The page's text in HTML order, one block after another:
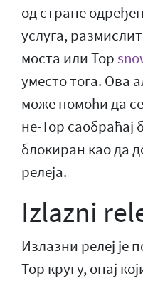
од стране
услуга,
моста или Тор
уместо тога. Ова
може помоћи да
не-Тор саобраћај
блокиран као да
релеја.
Izlazni
Излазни релеј је
Тор кругу, онај